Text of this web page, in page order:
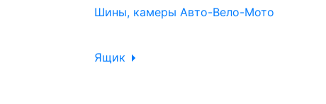
Шины, камеры Авто-Вело-Мото
Ящик